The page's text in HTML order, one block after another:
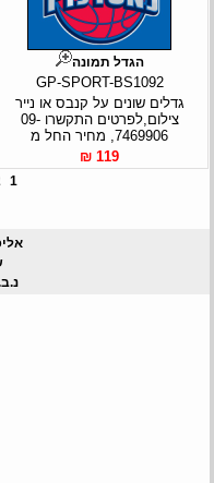
הגדל תמונה
GP-SPORT-BS1092
גדלים שונים על קנבס או נייר
צילום,לפרטים התקשרו 09-
7469906, מחיר החל מ
119 ₪
1